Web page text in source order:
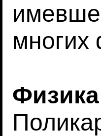
многих
Физика